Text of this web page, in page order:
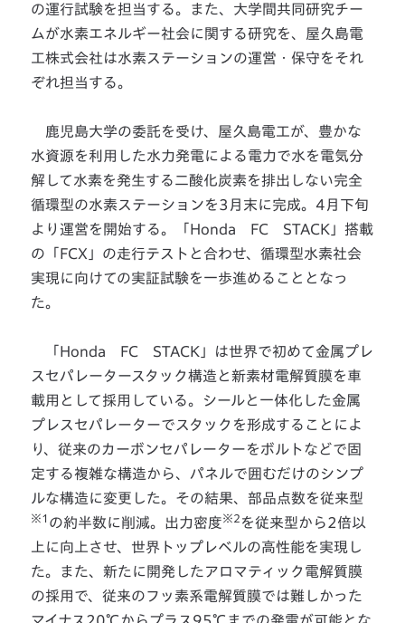
の運行試験を担当する。また、大学間共同研究チー
ムが水素エネルギー社会に関する研究を、屋久島電
工株式会社は水素ステーションの運営・保守をそれ
ぞれ担当する。
鹿児島大学の委託を受け、屋久島電工が、豊かな
水資源を利用した水力発電による電力で水を電気分
解して水素を発生する二酸化炭素を排出しない完全
循環型の水素ステーションを3月末に完成。4月下旬
より運営を開始する。「Honda FC STACK」搭載
の「FCX」の走行テストと合わせ、循環型水素社会
実現に向けての実証試験を一歩進めることとなっ
た。
「Honda FC STACK」は世界で初めて金属プレ
スセパレータースタック構造と新素材電解質膜を車
載用として採用している。シールと一体化した金属
プレスセパレーターでスタックを形成することによ
り、従来のカーボンセパレーターをボルトなどで固
定する複雑な構造から、パネルで囲むだけのシンプ
ルな構造に変更した。その結果、部品点数を従来型
※1 の約半数に削減。出力密度※2 を従来型から2倍以
上に向上させ、世界トップレベルの高性能を実現し
た。また、新たに開発したアロマティック電解質膜
の採用で、従来のフッ素系電解質膜では難しかった